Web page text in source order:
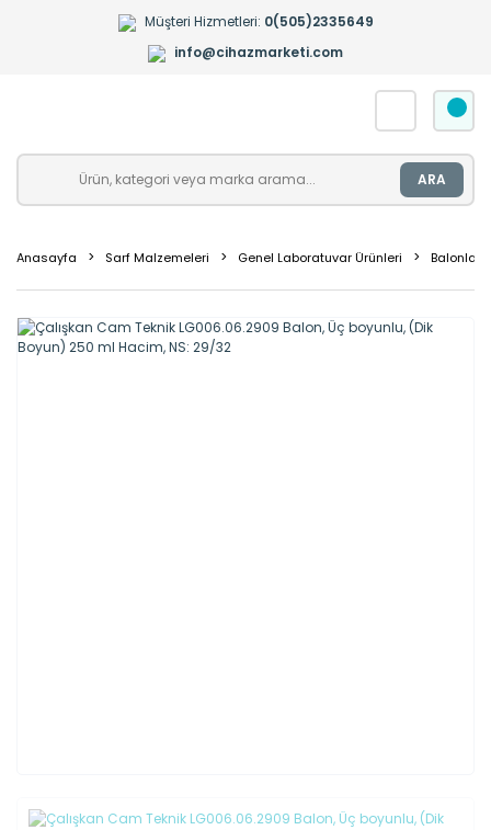
Müşteri Hizmetleri: 0(505)2335649
info@cihazmarketi.com
ARA
Anasayfa Sarf Malzemeleri Genel Laboratuvar Ürünleri Balonlar